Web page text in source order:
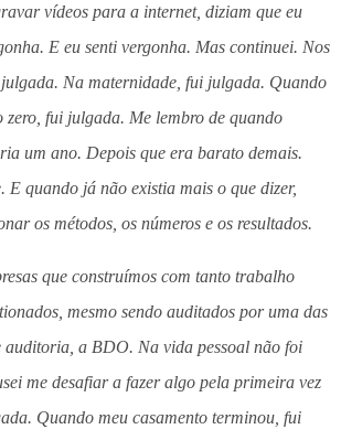
vídeos para a internet, diziam que eu
E eu senti vergonha. Mas continuei. Nos
Na maternidade, fui julgada. Quando
zero, fui julgada. Me lembro de quando
um ano. Depois que era barato demais.
E quando já não existia mais o que dizer,
os métodos, os números e os resultados.
que construímos com tanto trabalho
mesmo sendo auditados por uma das
auditoria, a BDO. Na vida pessoal não foi
me desafiar a fazer algo pela primeira vez
Quando meu casamento terminou, fui